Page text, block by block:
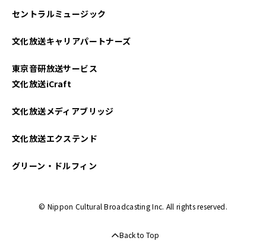
2021年08月
2021年07月
2021年06月
セントラルミュージック
文化放送キャリアパートナーズ
東京音研放送サービス
文化放送iCraft
文化放送メディアブリッジ
文化放送エクステンド
グリーン・ドルフィン
© Nippon Cultural Broadcasting Inc. All rights reserved.
Back to Top